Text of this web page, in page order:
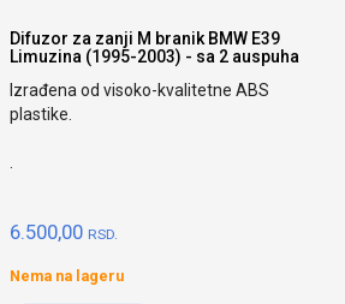
Difuzor za zanji M branik BMW E39
Limuzina (1995-2003) - sa 2 auspuha
Izrađena od visoko-kvalitetne ABS
plastike.
6.500,00 RSD.
Nema na lageru